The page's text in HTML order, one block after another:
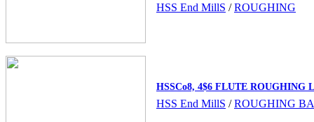
HSS End MillS /ROUGHING
HSSCo8, 4$6 FLUTE ROUGHING
HSS End MillS /ROUGHING